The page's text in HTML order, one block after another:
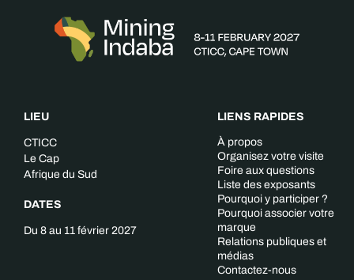
LIEU
CTICC
Le Cap
Afrique du Sud
DATES
Du 8 au 11 février 2027
LIENS RAPIDES
À propos
Organisez votre visite
Foire aux questions
Liste des exposants
Pourquoi y participer ?
Pourquoi associer votre
marque
Relations publiques et
médias
Contactez-nous